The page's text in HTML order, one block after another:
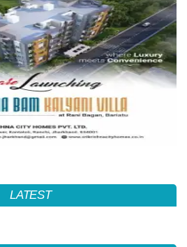
LATEST